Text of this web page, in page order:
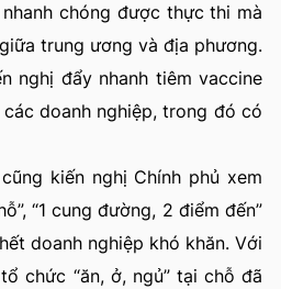
chóng được thực thi mà
trung ương và địa phương.
nghị đẩy nhanh tiêm vaccine
doanh nghiệp, trong đó có
kiến nghị Chính phủ xem
“1 cung đường, 2 điểm đến”
doanh nghiệp khó khăn. Với
chức “ăn, ở, ngủ” tại chỗ đã